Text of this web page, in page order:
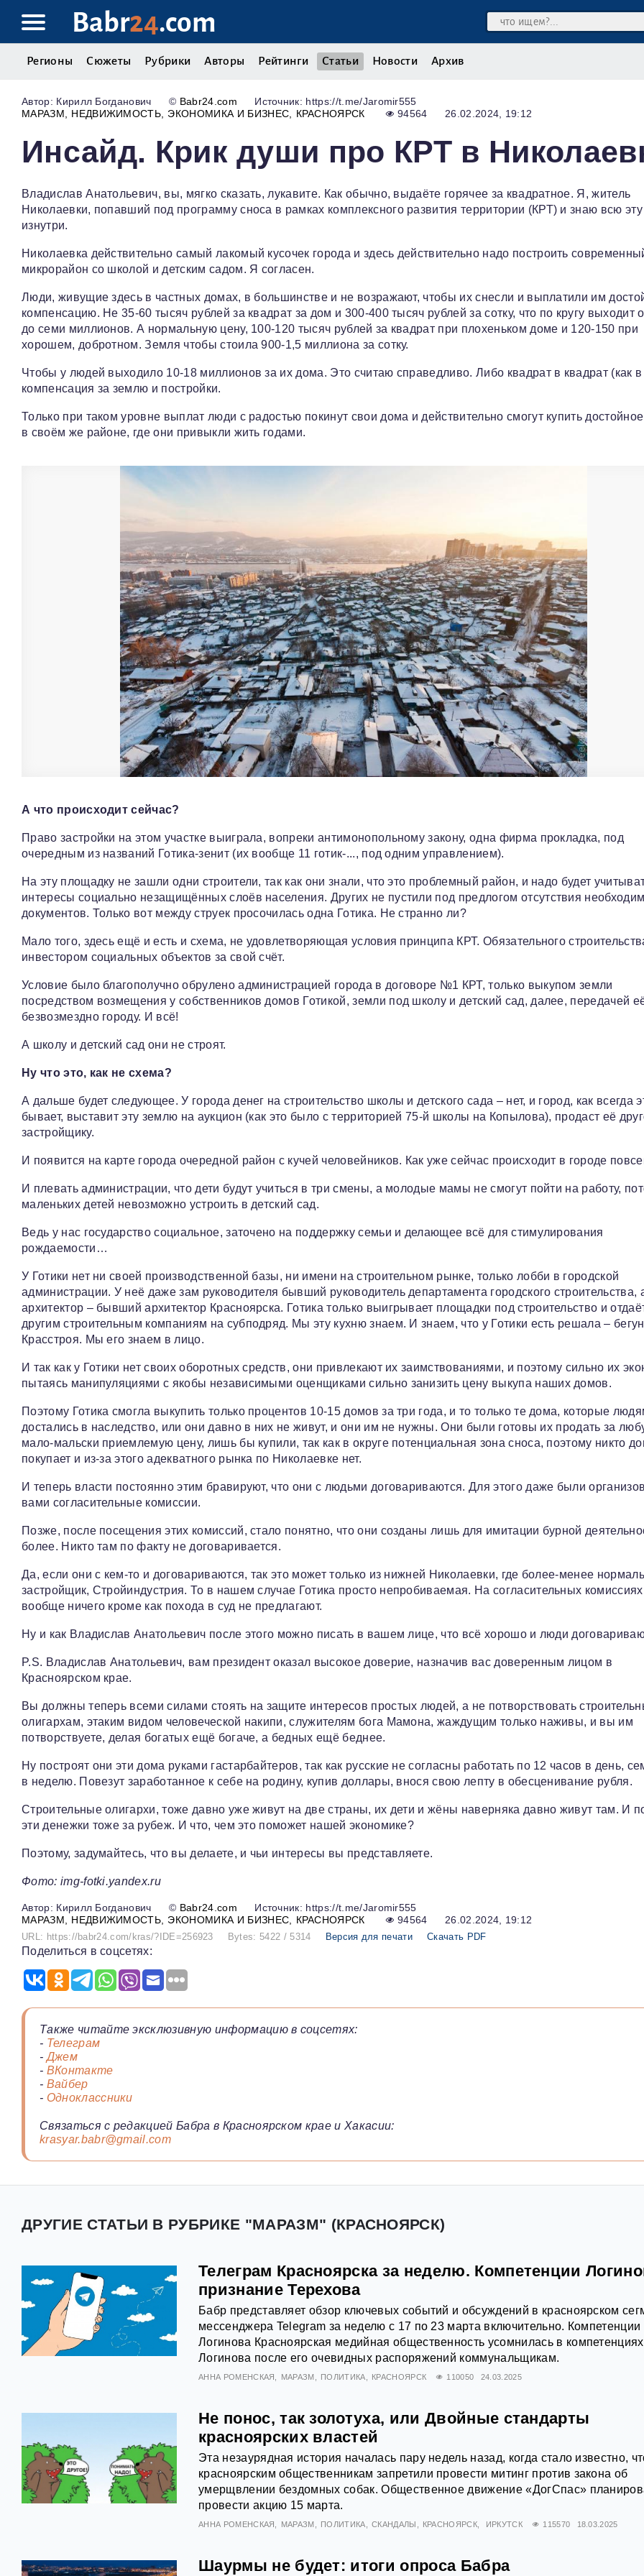
Babr24.com
Регионы Сюжеты Рубрики Авторы Рейтинги Статьи Новости Архив
Кирилл Богданович © Babr24.com
Источник: https://t.me/Jaromir555
МАРАЗМ
НЕДВИЖИМОСТЬ ЭКОНОМИКА И БИЗНЕС КРАСНОЯРСК 94564 26.02.2024, 19:12
Инсайд. Крик души про КРТ в
Владислав Анатольевич, вы, мягко сказать, лукавите. Как обычно, выдаëте горячее за квадратное. Я, житель
Николаевки, попавший под программу сноса в рамках комплексного развития территории (КРТ) и знаю всю
изнутри.
Николаевка действительно самый лакомый кусочек города и здесь действительно надо построить
микрорайон со школой и детским садом. Я согласен.
Люди, живущие здесь в частных домах, в большинстве и не возражают, чтобы их снесли и выплатили им
компенсацию. Не 35-60 тысяч рублей за квадрат за дом и 300-400 тысяч рублей за сотку, что по кругу выходит
до семи миллионов. А нормальную цену, 100-120 тысяч рублей за квадрат при плохеньком доме и 120-150 при
хорошем, добротном. Земля чтобы стоила 900-1,5 миллиона за сотку.
Чтобы у людей выходило 10-18 миллионов за их дома. Это считаю справедливо. Либо квадрат в квадрат (как
компенсация за землю и постройки.
Только при таком уровне выплат люди с радостью покинут свои дома и действительно смогут купить
в своём же районе, где они привыкли жить годами.
А что происходит сейчас?
Право застройки на этом участке выиграла, вопреки антимонопольному закону, одна фирма прокладка, под
очередным из названий Готика-зенит (их вообще 11 готик-..., под одним управлением).
На эту площадку не зашли одни строители, так как они знали, что это проблемный район, и надо будет
интересы социально незащищённых слоëв населения. Других не пустили под предлогом отсутствия
документов. Только вот между струек просочилась одна Готика. Не странно ли?
Мало того, здесь ещё и есть и схема, не удовлетворяющая условия принципа КРТ. Обязательного
инвестором социальных объектов за свой счёт.
Условие было благополучно обрулено администрацией города в договоре №1 КРТ, только выкупом земли
посредством возмещения у собственников домов Готикой, земли под школу и детский сад, далее, передачей
безвозмездно городу. И всё!
А школу и детский сад они не строят.
Ну что это, как не схема?
А дальше будет следующее. У города денег на строительство школы и детского сада – нет, и город, как всегда
бывает, выставит эту землю на аукцион (как это было с территорией 75-й школы на Копылова), продаст её
застройщику.
И появится на карте города очередной район с кучей человейников. Как уже сейчас происходит в городе
И плевать администрации, что дети будут учиться в три смены, а молодые мамы не смогут пойти на работу,
маленьких детей невозможно устроить в детский сад.
Ведь у нас государство социальное, заточено на поддержку семьи и делающее всё для стимулирования
рождаемости…
У Готики нет ни своей производственной базы, ни имени на строительном рынке, только лобби в городской
администрации. У неё даже зам руководителя бывший руководитель департамента городского строительства,
архитектор – бывший архитектор Красноярска. Готика только выигрывает площадки под строительство и
другим строительным компаниям на субподряд. Мы эту кухню знаем. И знаем, что у Готики есть решала –
Красстроя. Мы его знаем в лицо.
И так как у Готики нет своих оборотных средств, они привлекают их заимствованиями, и поэтому сильно их
пытаясь манипуляциями с якобы независимыми оценщиками сильно занизить цену выкупа наших домов.
Поэтому Готика смогла выкупить только процентов 10-15 домов за три года, и то только те дома, которые
достались в наследство, или они давно в них не живут, и они им не нужны. Они были готовы их продать за
мало-мальски приемлемую цену, лишь бы купили, так как в округе потенциальная зона сноса, поэтому никто
покупает и из-за этого адекватного рынка по Николаевке нет.
И теперь власти постоянно этим бравируют, что они с людьми договариваются. Для этого даже были
вами согласительные комиссии.
Позже, после посещения этих комиссий, стало понятно, что они созданы лишь для имитации бурной
более. Никто там по факту не договаривается.
Да, если они с кем-то и договариваются, так это может только из нижней Николаевки, где более-менее
застройщик, Стройиндустрия. То в нашем случае Готика просто непробиваемая. На согласительных комиссиях
вообще ничего кроме как похода в суд не предлагают.
Ну и как Владислав Анатольевич после этого можно писать в вашем лице, что всё хорошо и люди
P.S. Владислав Анатольевич, вам президент оказал высокое доверие, назначив вас доверенным лицом в
Красноярском крае.
Вы должны теперь всеми силами стоять на защите интересов простых людей, а не потворствовать
олигархам, этаким видом человеческой накипи, служителям бога Мамона, жаждущим только наживы, и вы им
потворствуете, делая богатых ещё богаче, а бедных ещё беднее.
Ну построят они эти дома руками гастарбайтеров, так как русские не согласны работать по 12 часов в день,
в неделю. Повезут заработанное к себе на родину, купив доллары, внося свою лепту в обесценивание рубля.
Строительные олигархи, тоже давно уже живут на две страны, их дети и жëны наверняка давно живут там. И
эти денежки тоже за рубеж. И что, чем это поможет нашей экономике?
Поэтому, задумайтесь, что вы делаете, и чьи интересы вы представляете.
Фото: img-fotki.yandex.ru
Кирилл Богданович © Babr24.com
Источник: https://t.me/Jaromir555
МАРАЗМ
НЕДВИЖИМОСТЬ ЭКОНОМИКА И БИЗНЕС КРАСНОЯРСК 94564 26.02.2024, 19:12
URL: https://babr24.com/kras/?IDE=256923 Bytes: 5422 / 5314 Версия для печати Скачать PDF
Поделиться в соцсетях:
Также читайте эксклюзивную информацию в соцсетях:
- Телеграм
-Джем
- ВКонтакте
- Вайбер
- Одноклассники
Связаться с редакцией Бабра в Красноярском крае и Хакасии:
krasyar.babr@gmail.com
ДРУГИЕ СТАТЬИ В РУБРИКЕ "МАРАЗМ" (КРАСНОЯРСК)
Телеграм Красноярска за неделю. Компетенции
признание Терехова
Бабр представляет обзор ключевых событий и обсуждений в красноярском
мессенджера Telegram за неделю с 17 по 23 марта включительно. Компетенции
Логинова Красноярская медийная общественность усомнилась в
Логинова после его очевидных распоряжений коммунальщикам.
АННА РОМЕНСКАЯ МАРАЗМ ПОЛИТИКА КРАСНОЯРСК 110050 24.03.2025
Не понос, так золотуха, или Двойные стандарты
красноярских властей
Эта незаурядная история началась пару недель назад, когда стало известно,
красноярским общественникам запретили провести митинг против закона об
умерщвлении бездомных собак. Общественное движение «ДогСпас»
провести акцию 15 марта.
АННА РОМЕНСКАЯ МАРАЗМ ПОЛИТИКА СКАНДАЛЫ КРАСНОЯРСК ИРКУТСК 115570 18.03.2025
Шаурмы не будет: итоги опроса Бабра